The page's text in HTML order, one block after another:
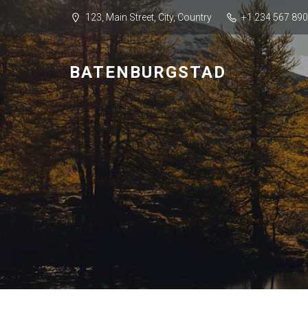
123, Main Street, City, Country +1 234 567 890
BATENBURGSTAD